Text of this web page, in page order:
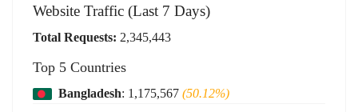
Website Traffic (Last 7 Days)
Total Requests: 2,345,443
Top 5 Countries
Bangladesh: 1,175,567(50.12%)